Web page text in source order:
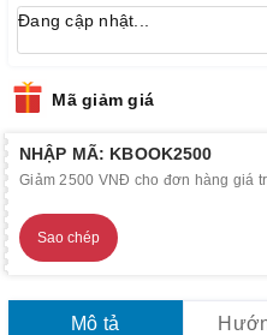
Đang cập nhật...
Mã giảm giá
NHẬP MÃ: KBOOK2500
Giảm 2500 VNĐ cho đơn hàng giá
Sao chép
Mô tả